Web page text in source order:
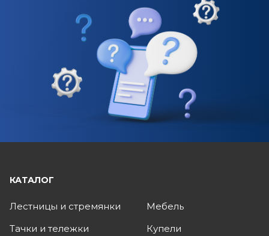
КАТАЛОГ
Лестницы и стремянки
Тачки и тележки
Мебель
Купели